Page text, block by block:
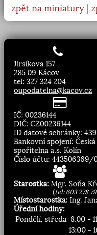
zpět na miniatury
Jirsíkova 157
285 09 Kácov
tel: 327 324 204
oupodatelna@kacov.cz
IČ: 00236144
DIČ: CZ00236144
ID datové schránky:
Bankovní spojení: Česká
spořitelna a.s. Kolín
Číslo účtu: 443506369/
Starostka: Mgr. Soňa
(tel: 603 278
Místostarostka: Ing.
Úřední hodiny:
Pondělí, středa 8.00 -
13:00 -